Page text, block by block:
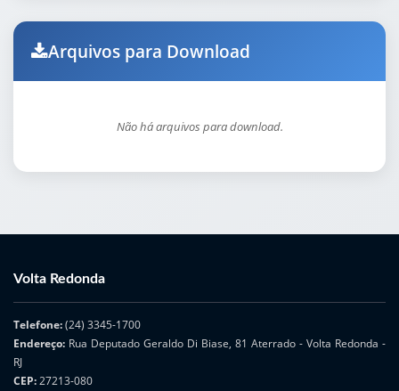
Arquivos para Download
Não há arquivos para download.
Volta Redonda
Telefone:(24) 3345-1700
Endereço: Rua Deputado Geraldo Di Biase, 81 Aterrado - Volta Redonda -
RJ
CEP:27213-080